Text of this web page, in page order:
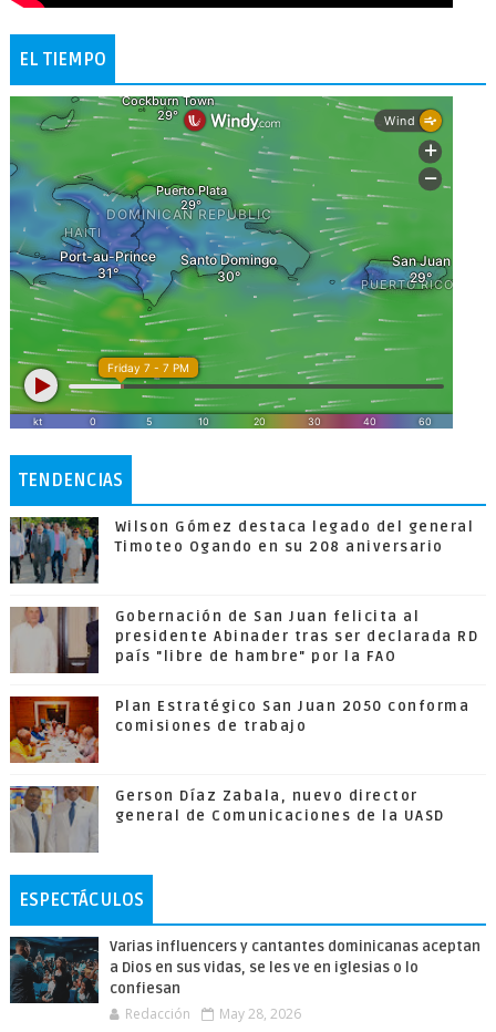
EL TIEMPO
TENDENCIAS
Wilson Gómez destaca legado del general
Timoteo Ogando en su 208 aniversario
Gobernación de San Juan felicita al
presidente Abinader tras ser declarada RD
país "libre de hambre" por la FAO
Plan Estratégico San Juan 2050 conforma
comisiones de trabajo
Gerson Díaz Zabala, nuevo director
general de Comunicaciones de la UASD
ESPECTÁCULOS
Varias influencers y cantantes dominicanas aceptan
a Dios en sus vidas, se les ve en iglesias o lo
confiesan
Redacción May 28, 2026